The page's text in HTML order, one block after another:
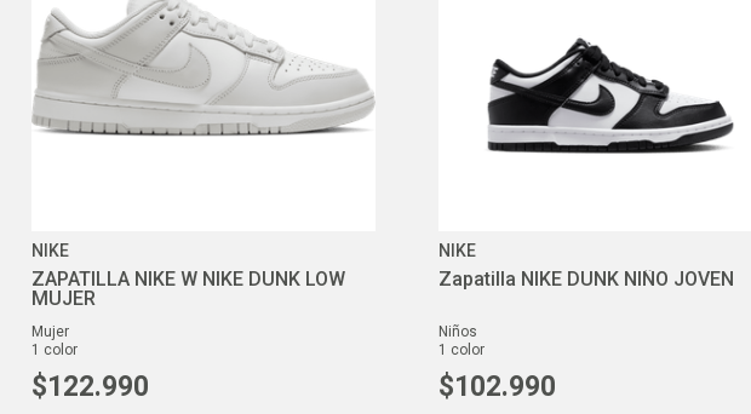
NIKE
ZAPATILLA NIKE W NIKE DUNK LOW
MUJER
mujer
1 color
$122.990
NIKE
Zapatilla NIKE DUNK NIÑO JOVEN
niños
1 color
$102.990